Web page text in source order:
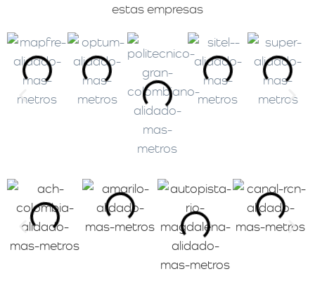
estas empresas